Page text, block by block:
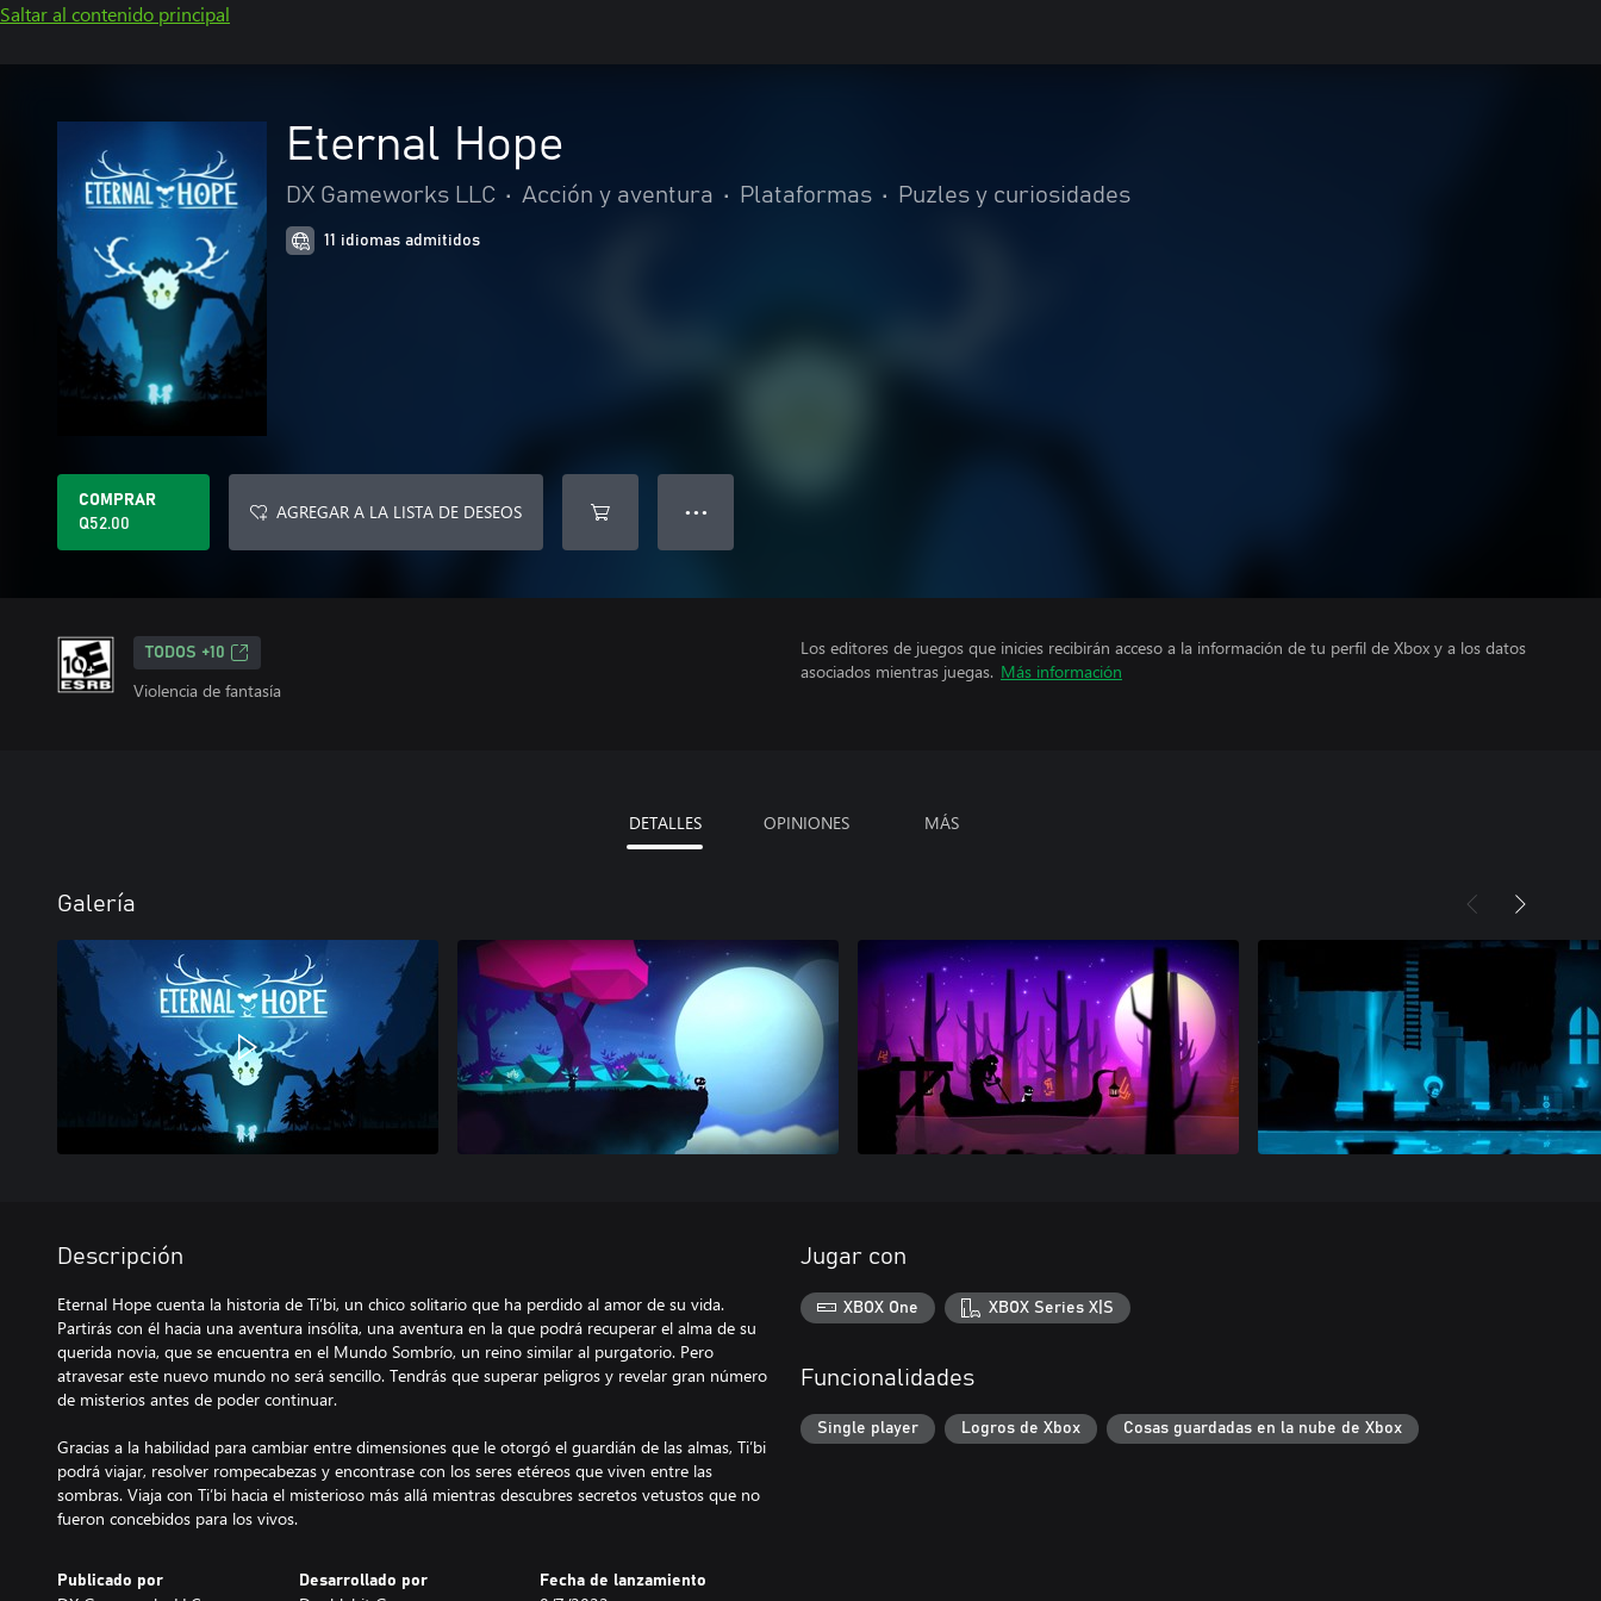
Saltar al contenido principal
Eternal Hope
DX Gameworks LLC • Acción y aventura • Plataformas • Puzles y curiosidades
11 idiomas admitidos
COMPRAR
Q52.00
AGREGAR A LA LISTA DE DESEOS ● ● ●
TODOS +10
Violencia de fantasía
Los editores de juegos que inicies recibirán acceso a la información de tu perfil de Xbox y a los datos
asociados mientras juegas. Más información
DETALLES OPINIONES MÁS
Galería
Descripción
Eternal Hope cuenta la historia de Ti’bi, un chico solitario que ha perdido al amor de su vida.
Partirás con él hacia una aventura insólita, una aventura en la que podrá recuperar el alma de su
querida novia, que se encuentra en el Mundo Sombrío, un reino similar al purgatorio. Pero
atravesar este nuevo mundo no será sencillo. Tendrás que superar peligros y revelar gran número
de misterios antes de poder continuar.
Gracias a la habilidad para cambiar entre dimensiones que le otorgó el guardián de las almas, Ti’bi
podrá viajar, resolver rompecabezas y encontrase con los seres etéreos que viven entre las
sombras. Viaja con Ti’bi hacia el misterioso más allá mientras descubres secretos vetustos que no
Publicado por Desarrollado por Fecha de lanzamiento
Jugar con
XBOX One XBOX Series X|S
Funcionalidades
Single player Logros de Xbox Cosas guardadas en la nube de Xbox